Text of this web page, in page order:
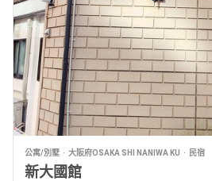
公寓/別墅 大阪府OSAKA SHI NANIWA KU 民宿
新大國館